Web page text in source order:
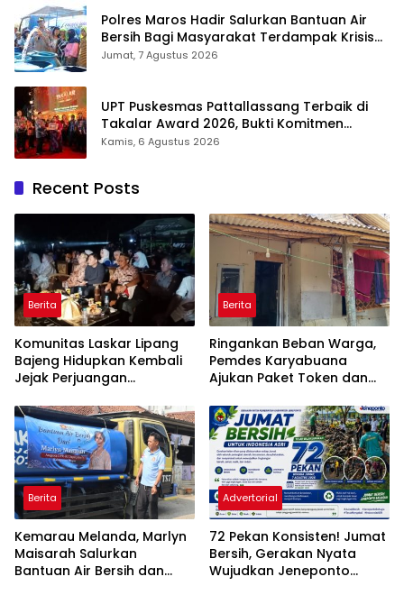
Polres Maros Hadir Salurkan Bantuan Air
Bersih Bagi Masyarakat Terdampak Krisis
Air Bersih Di Maros
Jumat, 7 Agustus 2026
UPT Puskesmas Pattallassang Terbaik di
Takalar Award 2026, Bukti Komitmen
Hadirkan Pelayanan Kesehatan Berkualitas
Kamis, 6 Agustus 2026
Recent Posts
Berita
Komunitas Laskar Lipang
Bajeng Hidupkan Kembali
Jejak Perjuangan
Wabup Takalar: Apresiasi
Bahwa Sejarah Adalah
Warisan yang Tak Ternilai”.
Berita
Ringankan Beban Warga,
Pemdes Karyabuana
Ajukan Paket Token dan
PLN
Berita
Kemarau Melanda, Marlyn
Maisarah Salurkan
Bantuan Air Bersih dan
Advertorial
72 Pekan Konsisten! Jumat
Bersih, Gerakan Nyata
Wujudkan Jeneponto